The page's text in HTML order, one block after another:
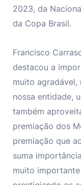
2023, da
da Copa Brasil.
Francisco
destacou a
muito agradável,
nossa entidade,
também
premiação dos
premiação que
suma
muito